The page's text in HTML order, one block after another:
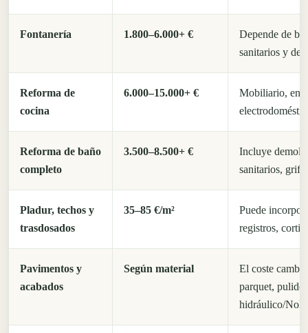
Fontanería 1.800–6.000+ €
Depende de
sanitarios y
Reforma de
cocina
6.000–15.000+ €
Mobiliario,
Reforma de baño
completo
3.500–8.500+ €
Incluye
sanitarios,
Pladur, techos y
trasdosados
35–85 €/m²
Puede
registros,
Pavimentos y
acabados
Según material
El coste
parquet, pulido
hidráulico/